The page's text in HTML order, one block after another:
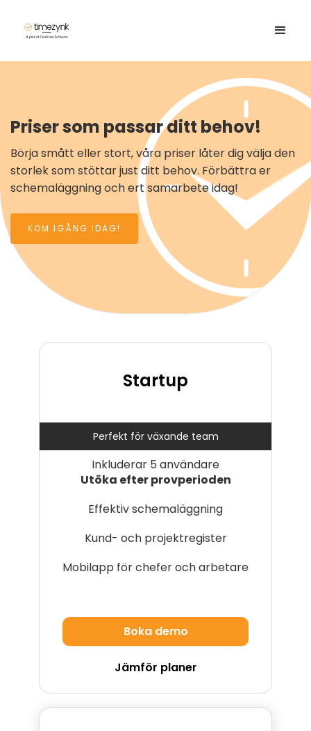
Priser som passar ditt behov!
Börja smått eller stort, våra priser låter dig välja den
storlek som stöttar just ditt behov. Förbättra er
schemaläggning och ert samarbete idag!
KOM IGÅNG IDAG!
Startup
Perfekt för växande team
Inkluderar 5 användare
Utöka efter provperioden
Effektiv schemaläggning
Kund- och projektregister
Mobilapp för chefer och arbetare
Boka demo
Jämför planer